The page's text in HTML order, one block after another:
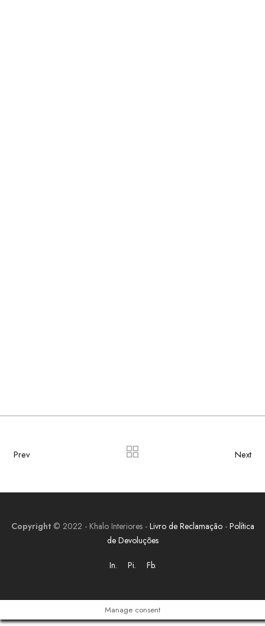
Prev Next
Copyright© 2022 - Khalo Interiores - Livro de Reclamação- Política
de Devoluções
In. Pi. Fb.
Manage consent